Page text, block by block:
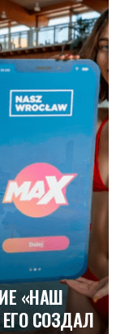
«НАШ
СОЗДАЛ